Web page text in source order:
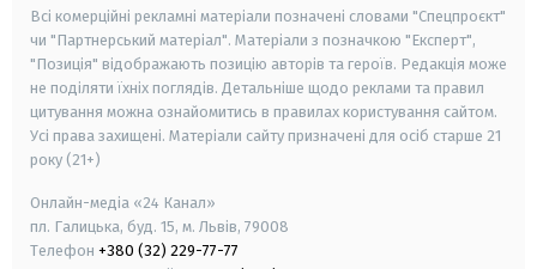
Всі комерційні рекламні матеріали позначені словами "Спецпроєкт"
чи "Партнерський матеріал". Матеріали з позначкою "Експерт",
"Позиція" відображають позицію авторів та героїв. Редакція може
не поділяти їхніх поглядів. Детальніше щодо реклами та правил
цитування можна ознайомитись в правилах користування сайтом.
Усі права захищені. Матеріали сайту призначені для осіб старше 21
року (21+)
Онлайн-медіа «24 Канал»
пл. Галицька, буд. 15, м. Львів, 79008
Телефон +380 (32) 229-77-77